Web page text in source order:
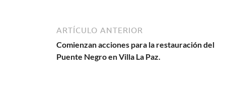
ARTÍCULO ANTERIOR
Comienzan acciones para la restauración del
Puente Negro en Villa La Paz.